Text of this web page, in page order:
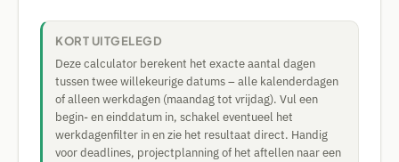
KORT UITGELEGD
Deze calculator berekent het exacte aantal dagen
tussen twee willekeurige datums – alle kalenderdagen
of alleen werkdagen (maandag tot vrijdag). Vul een
begin- en einddatum in, schakel eventueel het
werkdagenfilter in en zie het resultaat direct. Handig
voor deadlines, projectplanning of het aftellen naar een